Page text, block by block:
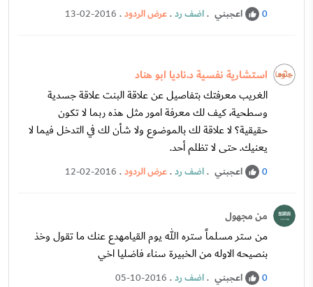
0 اعجبني .اضف رد.عرض الردود.
13-02-2016
استشارية نفسية د.ناديا ابو هناد
الغريب معرفتك بتفاصيل عن علاقة البنت علاقة جسدية
وسطحية، كيف لك معرفة امور مثل هذه ربما لا تكون
حقيقية؟ لا علاقة لك بالموضوع ولا شأن لك في التدخل فيما لا
يعنيك. حتى لا تظلم أحد.
0 اعجبني .اضف رد.عرض الردود.
12-02-2016
من مجهول
من ستر مسلماً ستره الله يوم القيامهدع عنك ما تقول وخذ
بنصيحه الاوله من الخبيرة سناء فاضليا اخي
0 اعجبني .اضف رد.
05-10-2016